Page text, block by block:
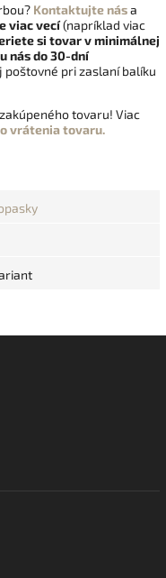
Kontaktujte nása
viac vecí(napríklad viac
si tovar v minimálnej
nás do 30-dní
poštovné pri zaslaní balíku
zakúpeného tovaru! Viac
vrátenia tovaru.